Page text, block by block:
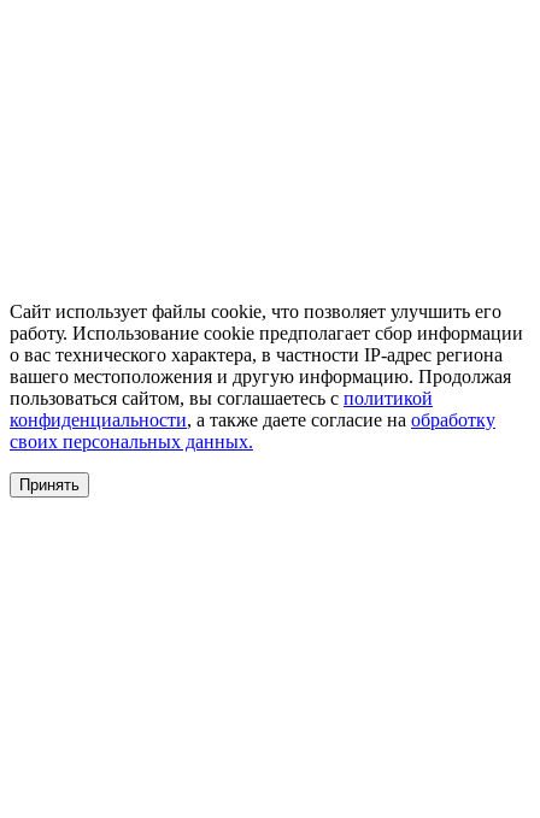
Сайт использует файлы cookie, что позволяет улучшить его
работу. Использование cookie предполагает сбор информации
о вас технического характера, в частности IP-адрес региона
вашего местоположения и другую информацию. Продолжая
пользоваться сайтом, вы соглашаетесь с политикой
конфиденциальности, а также даете согласие на обработку
своих персональных данных.
Принять